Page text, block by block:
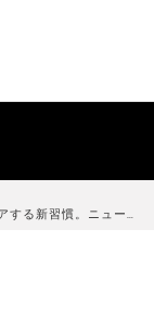
する新習慣。ニュー…